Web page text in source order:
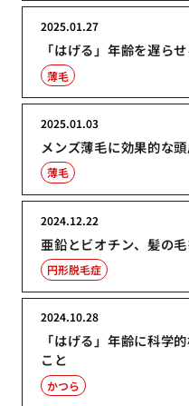
「はげる」年齢を遅ら
2025.01.27
薄毛
メンズ薄毛に効果的な
2025.01.03
薄毛
亜鉛とビオチン、髪の
2024.12.22
円形脱毛症
「はげる」年齢に科学
こと
2024.10.28
かつら